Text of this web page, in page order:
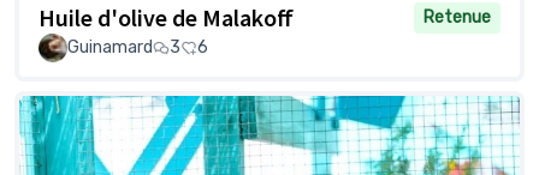
Huile d'olive de Malakoff
Retenue
Guinamard
3 6